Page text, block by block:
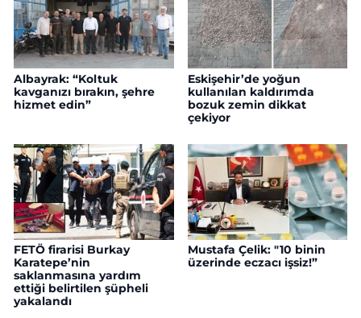
Albayrak: “Koltuk
kavganızı bırakın, şehre
hizmet edin”
Eskişehir’de yoğun
kullanılan kaldırımda
bozuk zemin dikkat
çekiyor
FETÖ firarisi Burkay
Karatepe’nin
saklanmasına yardım
ettiği belirtilen şüpheli
yakalandı
Mustafa Çelik: "10 binin
üzerinde eczacı işsiz!”